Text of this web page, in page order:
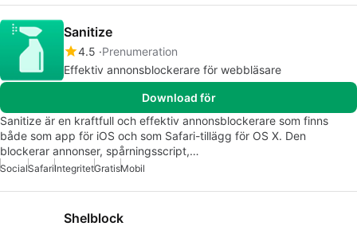
Sanitize
4.5 Prenumeration
Effektiv annonsblockerare för webbläsare
Download för
Sanitize är en kraftfull och effektiv annonsblockerare som finns
både som app för iOS och som Safari-tillägg för OS X. Den
blockerar annonser, spårningsscript,…
SocialSafariIntegritetGratisMobil
Shelblock